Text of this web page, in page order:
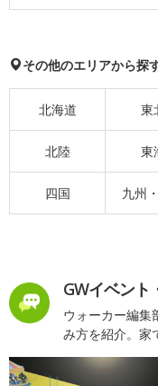
その他のエリアから探
北海道 東
北陸 東
四国 九州
GWイベント
ウォーカー編集
み方を紹介。家